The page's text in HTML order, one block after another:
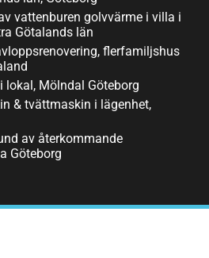
vattenburen golvvärme i villa i
Götalands län
flerfamiljshus
lokal, Mölndal Göteborg
& tvättmaskin i lägenhet,
av återkommande
Göteborg